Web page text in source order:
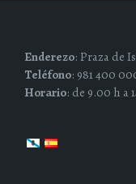
Enderezo: Praza de
Teléfono: 981 400
Horario: de 9.00 h a